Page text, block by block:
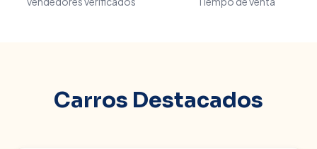
Carros Destacados